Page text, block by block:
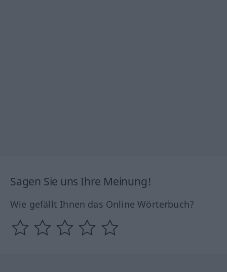
Sagen Sie uns Ihre Meinung!
Wie gefällt Ihnen das Online Wörterbuch?